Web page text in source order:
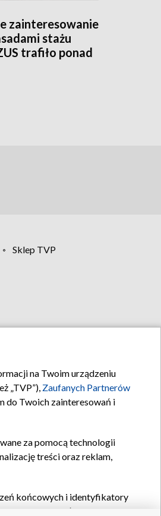
zainteresowanie
stażu
trafiło ponad
Sklep TVP
na Twoim urządzeniu
„TVP”), Zaufanych Partnerów
do Twoich zainteresowań i
za pomocą technologii
treści oraz reklam,
końcowych i identyfikatory
oraz pozostałych